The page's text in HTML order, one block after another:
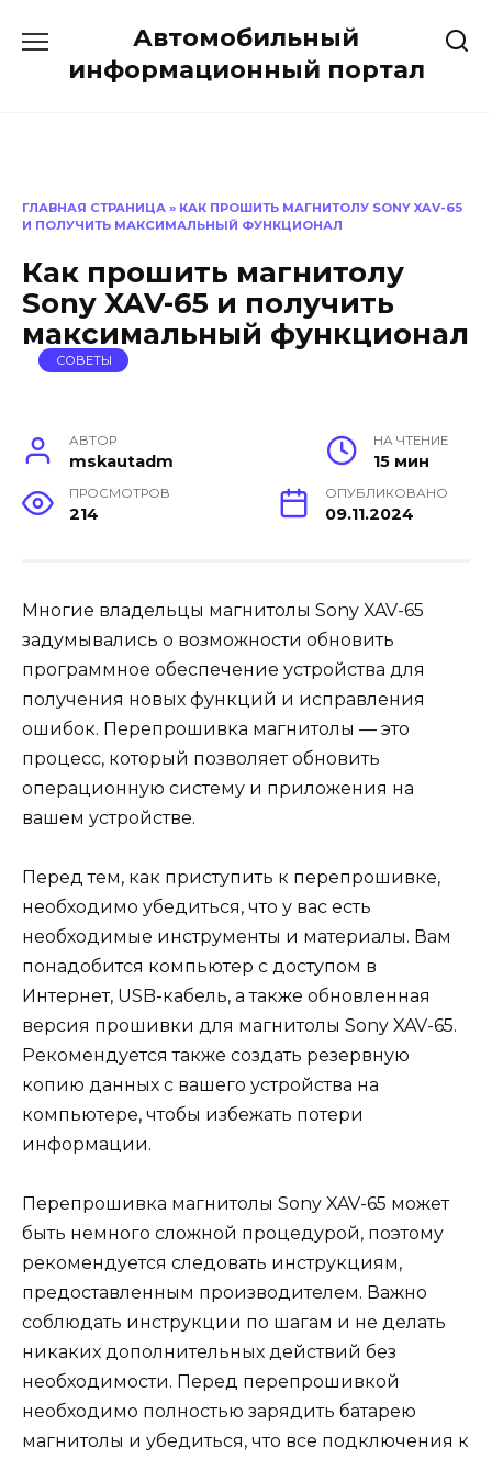
содержанию
Автомобильный
информационный портал
ГЛАВНАЯ СТРАНИЦА » КАК ПРОШИТЬ МАГНИТОЛУ SONY XAV-65
И ПОЛУЧИТЬ МАКСИМАЛЬНЫЙ ФУНКЦИОНАЛ
Как прошить магнитолу
Sony XAV-65 и получить
максимальный функционал
СОВЕТЫ
АВТОР
mskautadm
НА ЧТЕНИЕ
15 мин
ПРОСМОТРОВ
214
ОПУБЛИКОВАНО
09.11.2024
Многие владельцы магнитолы Sony XAV-65
задумывались о возможности обновить
программное обеспечение устройства для
получения новых функций и исправления
ошибок. Перепрошивка магнитолы — это
процесс, который позволяет обновить
операционную систему и приложения на
вашем устройстве.
Перед тем, как приступить к перепрошивке,
необходимо убедиться, что у вас есть
необходимые инструменты и материалы. Вам
понадобится компьютер с доступом в
Интернет, USB-кабель, а также обновленная
версия прошивки для магнитолы Sony XAV-65.
Рекомендуется также создать резервную
копию данных с вашего устройства на
компьютере, чтобы избежать потери
информации.
Перепрошивка магнитолы Sony XAV-65 может
быть немного сложной процедурой, поэтому
рекомендуется следовать инструкциям,
предоставленным производителем. Важно
соблюдать инструкции по шагам и не делать
никаких дополнительных действий без
необходимости. Перед перепрошивкой
необходимо полностью зарядить батарею
магнитолы и убедиться, что все подключения к